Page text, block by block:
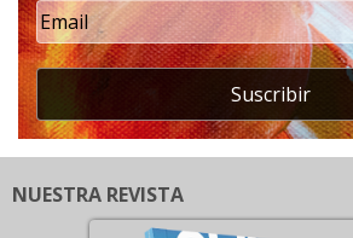
Suscribir
NUESTRA REVISTA